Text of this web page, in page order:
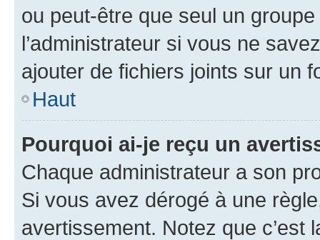
ou peut-être que seul un
l’administrateur si vous ne
ajouter de fichiers joints sur un
Haut
Pourquoi ai-je reçu un
Chaque administrateur a son
Si vous avez dérogé à une
avertissement. Notez que c’est